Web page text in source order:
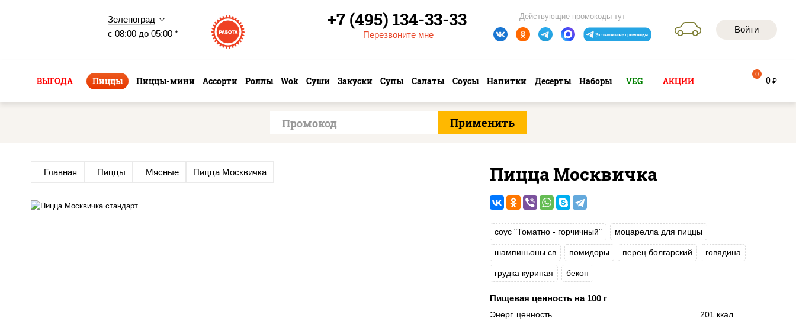
Зеленоград
с 08:00 до 05:00 *
Войти
Действующие промокоды тут
+7 (495) 134-33-33
Перезвоните мне
ВЫГОДА Пиццы Пиццы-мини Ассорти Роллы Wok Суши Закуски Супы Салаты Соусы Напитки Десерты Наборы VEG АКЦИИ 0 руб
0
Главная Пиццы Мясные Пицца Москвичка Пицца Москвичка
соус "Томатно - горчичный" моцарелла для пиццы
шампиньоны св помидоры перец болгарский говядина
грудка куриная бекон
Пищевая ценность на 100 г
Энерг. ценность
201 ккал